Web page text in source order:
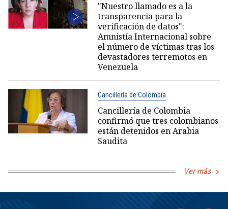
"Nuestro llamado es a la
transparencia para la
verificación de datos":
Amnistía Internacional sobre
el número de víctimas tras los
devastadores terremotos en
Venezuela
Cancillería de Colombia
Cancillería de Colombia
confirmó que tres colombianos
están detenidos en Arabia
Saudita
Ver más